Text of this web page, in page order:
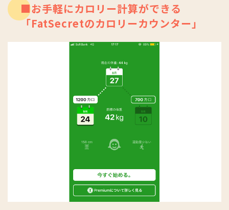
■お手軽にカロリー計算ができる
「FatSecretのカロリーカウンター」